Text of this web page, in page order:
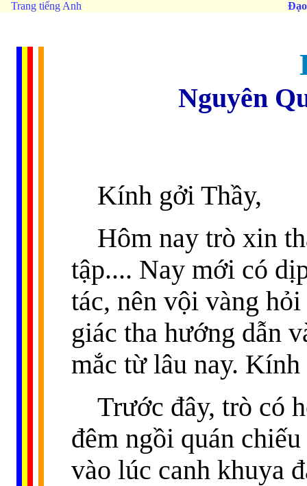
Trang tiếng Anh
Nguyên
Kính gởi Thầy,
Hôm nay trò xin
tập.... Nay mới có
tác, nên vội vàng
giác tha hướng dẫn
mắc từ lâu nay.
Trước đây, trò có
đêm ngồi quán
vào lúc canh khuya